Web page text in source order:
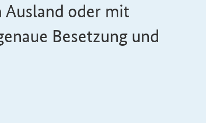
Ausland oder mit
Besetzung und